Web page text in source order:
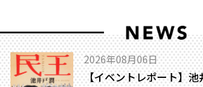
2026年08月06日
【イベントレポート】